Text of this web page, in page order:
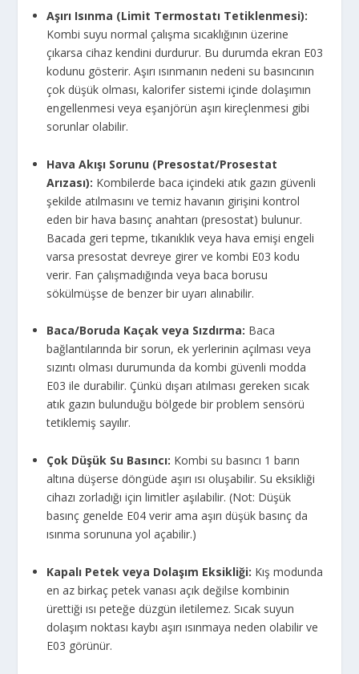
Aşırı Isınma (Limit Termostatı Tetiklenmesi):
Kombi suyu normal çalışma sıcaklığının üzerine
çıkarsa cihaz kendini durdurur. Bu durumda ekran E03
kodunu gösterir. Aşırı ısınmanın nedeni su basıncının
çok düşük olması, kalorifer sistemi içinde dolaşımın
engellenmesi veya eşanjörün aşırı kireçlenmesi gibi
sorunlar olabilir.
Hava Akışı Sorunu (Presostat/Prosestat
Arızası): Kombilerde baca içindeki atık gazın güvenli
şekilde atılmasını ve temiz havanın girişini kontrol
eden bir hava basınç anahtarı (presostat) bulunur.
Bacada geri tepme, tıkanıklık veya hava emişi engeli
varsa presostat devreye girer ve kombi E03 kodu
verir. Fan çalışmadığında veya baca borusu
sökülmüşse de benzer bir uyarı alınabilir.
Baca/Boruda Kaçak veya Sızdırma: Baca
bağlantılarında bir sorun, ek yerlerinin açılması veya
sızıntı olması durumunda da kombi güvenli modda
E03 ile durabilir. Çünkü dışarı atılması gereken sıcak
atık gazın bulunduğu bölgede bir problem sensörü
tetiklemiş sayılır.
Çok Düşük Su Basıncı: Kombi su basıncı 1 barın
altına düşerse döngüde aşırı ısı oluşabilir. Su eksikliği
cihazı zorladığı için limitler aşılabilir. (Not: Düşük
basınç genelde E04 verir ama aşırı düşük basınç da
ısınma sorununa yol açabilir.)
Kapalı Petek veya Dolaşım Eksikliği: Kış modunda
en az birkaç petek vanası açık değilse kombinin
ürettiği ısı peteğe düzgün iletilemez. Sıcak suyun
dolaşım noktası kaybı aşırı ısınmaya neden olabilir ve
E03 görünür.